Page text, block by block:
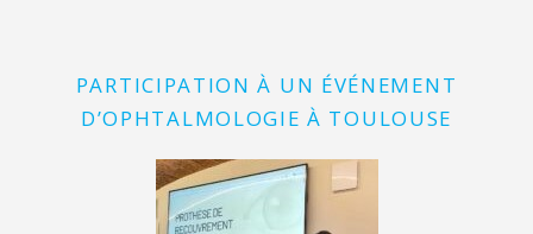
PARTICIPATION À UN ÉVÉNEMENT
D’OPHTALMOLOGIE À TOULOUSE